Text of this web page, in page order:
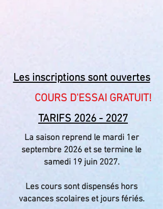
Les inscriptions sont ouvertes
COURS D'ESSAI GRATUIT!
TARIFS 2026 - 2027
La saison reprend le mardi 1er
septembre 2026 et se termine le
samedi 19 juin 2027.
Les cours sont dispensés hors
vacances scolaires et jours fériés.